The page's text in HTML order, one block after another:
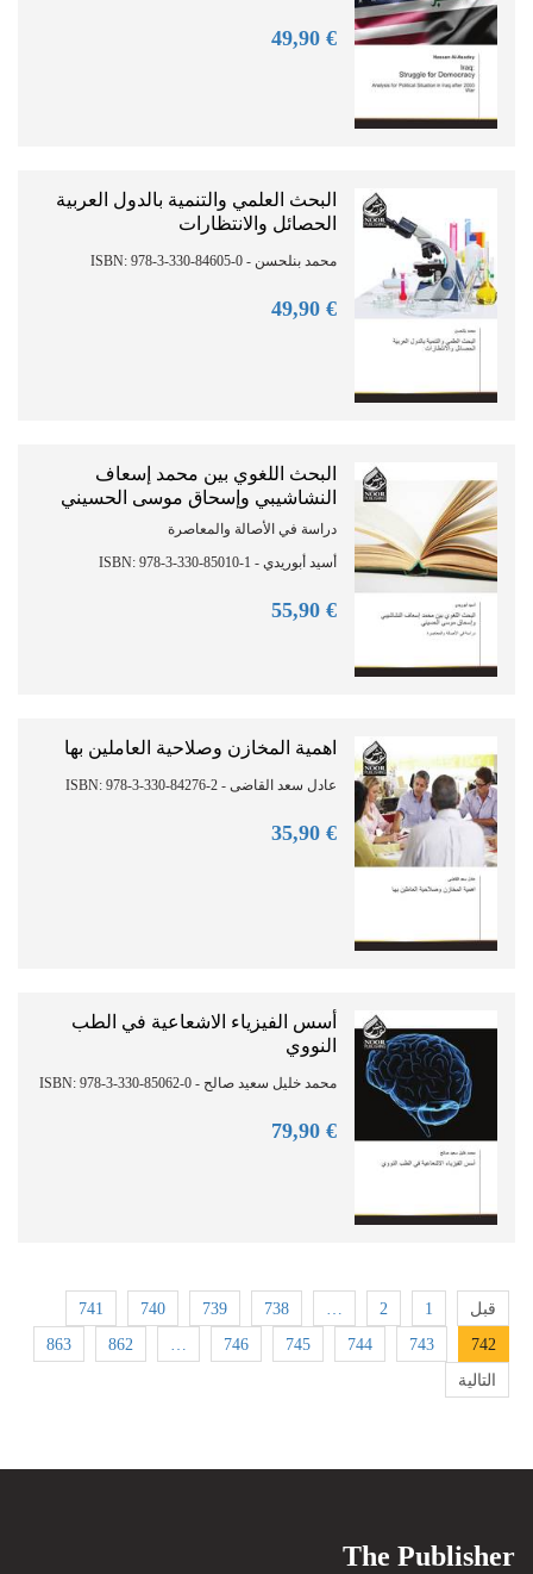
€ 49,
90
البحث العلمي والتنمية بالدول العربية
الحصائل والانتظارات
محمد بنلحسن - ISBN: 978-3-330-84605-0
€ 49,
90
البحث اللغوي بين محمد إسعاف
النشاشيبي وإسحاق موسى الحسيني
دراسة في الأصالة والمعاصرة
أسيد أبوريدي - ISBN: 978-3-330-85010-1
€ 55,
90
اهمية المخازن وصلاحية العاملين بها
عادل سعد القاضى - ISBN: 978-3-330-84276-2
€ 35,
90
أسس الفيزياء الاشعاعية في الطب
النووي
محمد خليل سعيد صالح - ISBN: 978-3-330-85062-0
€ 79,
90
قبل 1
2
…
738
739
740
741
742
743
744
745
746
…
862
863
التالية
The Publisher